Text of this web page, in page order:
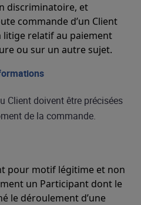
discriminatoire, et
commande d’un Client
litige relatif au paiement
ou sur un autre sujet.
Client doivent être précisées
de la commande.
pour motif légitime et non
un Participant dont le
le déroulement d’une